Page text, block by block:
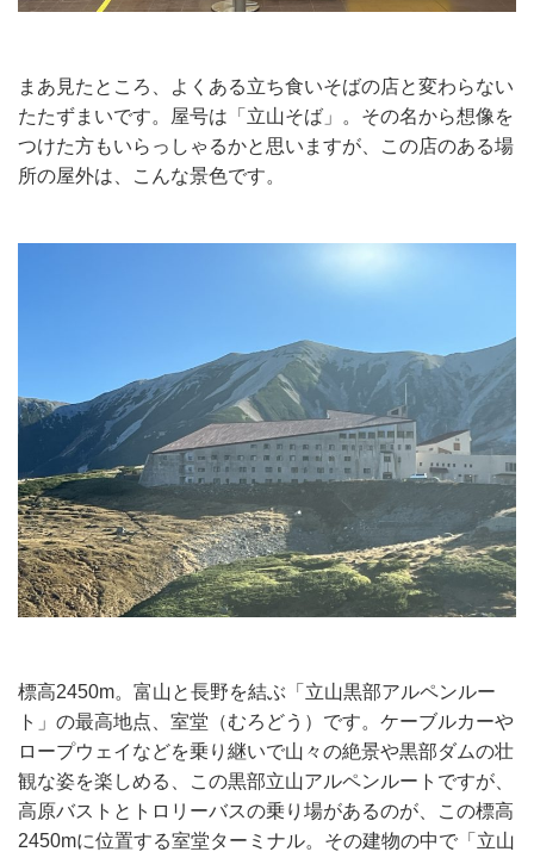
まあ見たところ、よくある立ち食いそばの店と変わらない
たたずまいです。屋号は「立山そば」。その名から想像を
つけた方もいらっしゃるかと思いますが、この店のある場
所の屋外は、こんな景色です。
標高2450m。富山と長野を結ぶ「立山黒部アルペンルー
ト」の最高地点、室堂（むろどう）です。ケーブルカーや
ロープウェイなどを乗り継いで山々の絶景や黒部ダムの壮
観な姿を楽しめる、この黒部立山アルペンルートですが、
高原バストとトロリーバスの乗り場があるのが、この標高
2450mに位置する室堂ターミナル。その建物の中で「立山